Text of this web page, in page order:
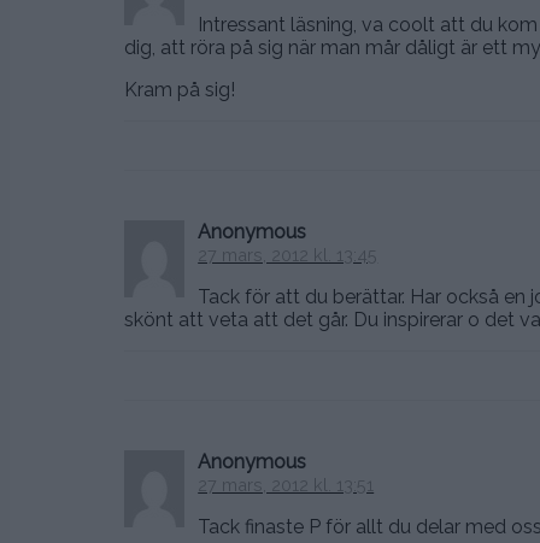
Intressant läsning, va coolt att du
dig, att röra på sig när man mår dåligt är ett
Kram på sig!
Anonymous
27 mars, 2012 kl. 13:45
Tack för att du berättar. Har också en
skönt att veta att det går. Du inspirerar o det
Anonymous
27 mars, 2012 kl. 13:51
Tack finaste P för allt du delar med